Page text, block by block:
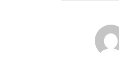
AUTOR DE LA